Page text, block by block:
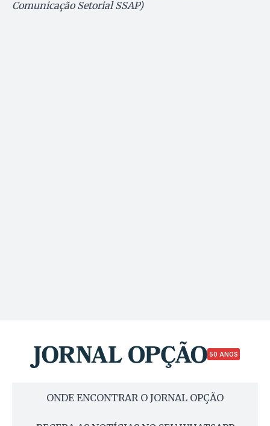
Comunicação Setorial SSAP)
50 ANOS
ONDE ENCONTRAR O JORNAL OPÇÃO